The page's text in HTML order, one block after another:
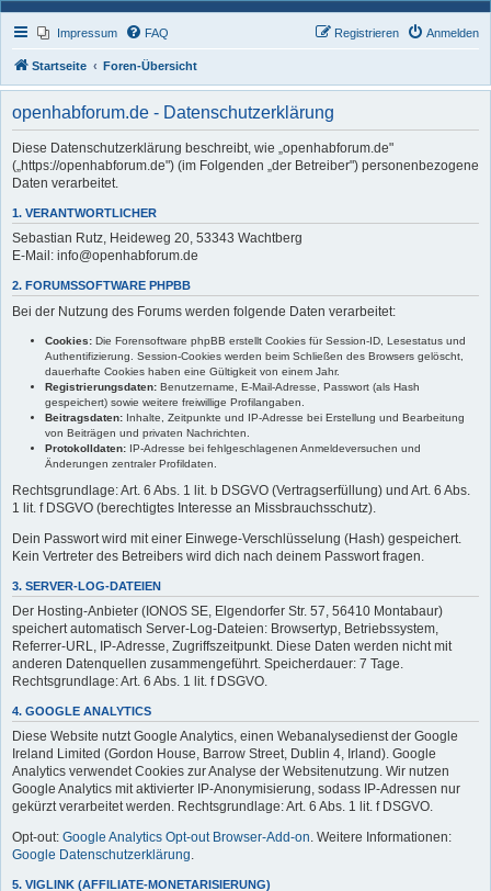
Impressum FAQ Anmelden
Registrieren
Startseite Foren-Übersicht
openhabforum.de - Datenschutzerklärung
Diese Datenschutzerklärung beschreibt, wie „openhabforum.de"
(„https://openhabforum.de") (im Folgenden „der Betreiber") personenbezogene
Daten verarbeitet.
1. VERANTWORTLICHER
Sebastian Rutz, Heideweg 20, 53343 Wachtberg
E-Mail: info@openhabforum.de
2. FORUMSSOFTWARE PHPBB
Bei der Nutzung des Forums werden folgende Daten verarbeitet:
Cookies: Die Forensoftware phpBB erstellt Cookies für Session-ID, Lesestatus und
Authentifizierung. Session-Cookies werden beim Schließen des Browsers gelöscht,
dauerhafte Cookies haben eine Gültigkeit von einem Jahr.
Registrierungsdaten: Benutzername, E-Mail-Adresse, Passwort (als Hash
gespeichert) sowie weitere freiwillige Profilangaben.
Beitragsdaten: Inhalte, Zeitpunkte und IP-Adresse bei Erstellung und Bearbeitung
von Beiträgen und privaten Nachrichten.
Protokolldaten: IP-Adresse bei fehlgeschlagenen Anmeldeversuchen und
Änderungen zentraler Profildaten.
Rechtsgrundlage: Art. 6 Abs. 1 lit. b DSGVO (Vertragserfüllung) und Art. 6 Abs.
1 lit. f DSGVO (berechtigtes Interesse an Missbrauchsschutz).
Dein Passwort wird mit einer Einwege-Verschlüsselung (Hash) gespeichert.
Kein Vertreter des Betreibers wird dich nach deinem Passwort fragen.
3. SERVER-LOG-DATEIEN
Der Hosting-Anbieter (IONOS SE, Elgendorfer Str. 57, 56410 Montabaur)
speichert automatisch Server-Log-Dateien: Browsertyp, Betriebssystem,
Referrer-URL, IP-Adresse, Zugriffszeitpunkt. Diese Daten werden nicht mit
anderen Datenquellen zusammengeführt. Speicherdauer: 7 Tage.
Rechtsgrundlage: Art. 6 Abs. 1 lit. f DSGVO.
4. GOOGLE ANALYTICS
Diese Website nutzt Google Analytics, einen Webanalysedienst der Google
Ireland Limited (Gordon House, Barrow Street, Dublin 4, Irland). Google
Analytics verwendet Cookies zur Analyse der Websitenutzung. Wir nutzen
Google Analytics mit aktivierter IP-Anonymisierung, sodass IP-Adressen nur
gekürzt verarbeitet werden. Rechtsgrundlage: Art. 6 Abs. 1 lit. f DSGVO.
Opt-out: Google Analytics Opt-out Browser-Add-on. Weitere Informationen:
Google Datenschutzerklärung.
5. VIGLINK (AFFILIATE-MONETARISIERUNG)